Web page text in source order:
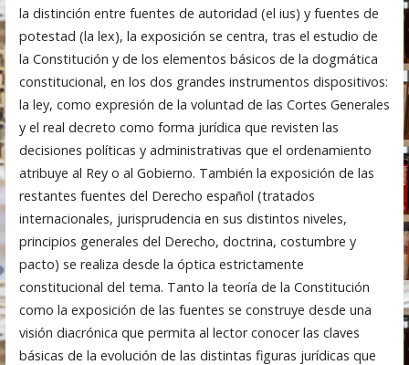
la distinción entre fuentes de autoridad (el ius) y fuentes de
potestad (la lex), la exposición se centra, tras el estudio de
la Constitución y de los elementos básicos de la dogmática
constitucional, en los dos grandes instrumentos dispositivos:
la ley, como expresión de la voluntad de las Cortes Generales
y el real decreto como forma jurídica que revisten las
decisiones políticas y administrativas que el ordenamiento
atribuye al Rey o al Gobierno. También la exposición de las
restantes fuentes del Derecho español (tratados
internacionales, jurisprudencia en sus distintos niveles,
principios generales del Derecho, doctrina, costumbre y
pacto) se realiza desde la óptica estrictamente
constitucional del tema. Tanto la teoría de la Constitución
como la exposición de las fuentes se construye desde una
visión diacrónica que permita al lector conocer las claves
básicas de la evolución de las distintas figuras jurídicas que